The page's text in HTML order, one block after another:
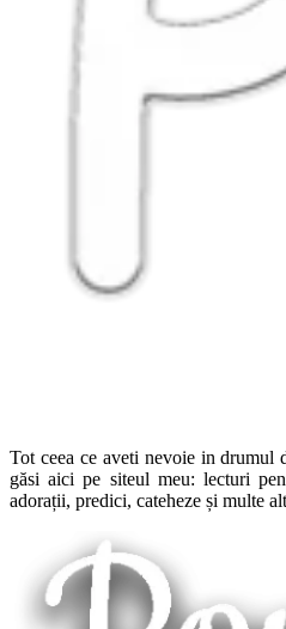
Tot ceea ce aveti nevoie in drumul
găsi aici pe siteul meu: lecturi
adorații, predici, cateheze și multe